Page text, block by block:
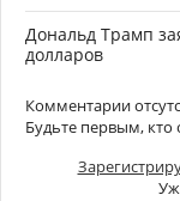
Дональд Трамп
долларов
Комментарии
Будьте первым, кто